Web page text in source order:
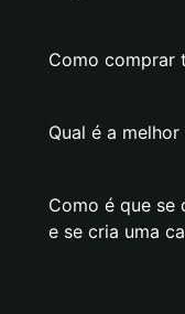
Como comprar
Qual é a
Como é que se
e se cria uma